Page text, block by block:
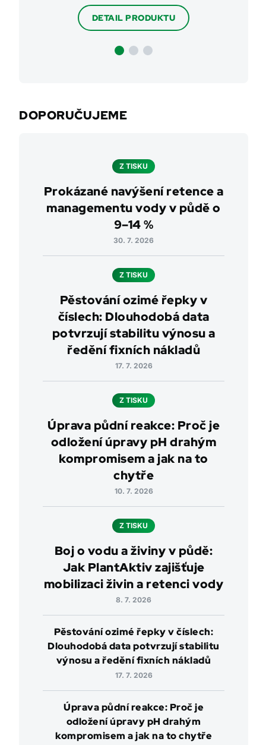
DETAIL PRODUKTU
DOPORUČUJEME
Z TISKU
Prokázané navýšení retence a
managementu vody v půdě o
9–14 %
30. 7. 2026
Z TISKU
Pěstování ozimé řepky v
číslech: Dlouhodobá data
potvrzují stabilitu výnosu a
ředění fixních nákladů
17. 7. 2026
Z TISKU
Úprava půdní reakce: Proč je
odložení úpravy pH drahým
kompromisem a jak na to
chytře
10. 7. 2026
Z TISKU
Boj o vodu a živiny v půdě:
Jak PlantAktiv zajišťuje
mobilizaci živin a retenci vody
8. 7. 2026
Pěstování ozimé řepky v číslech:
Dlouhodobá data potvrzují stabilitu
výnosu a ředění fixních nákladů
17. 7. 2026
Úprava půdní reakce: Proč je
odložení úpravy pH drahým
kompromisem a jak na to chytře